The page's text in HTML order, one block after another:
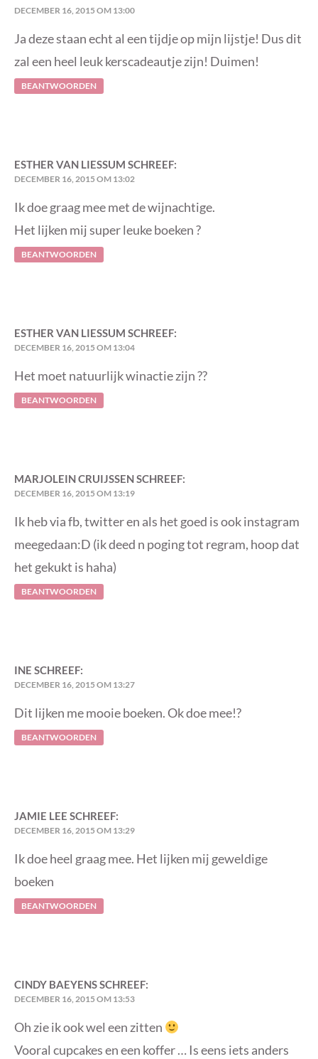
DECEMBER 16, 2015 OM 13:00
Ja deze staan echt al een tijdje op mijn lijstje! Dus dit
zal een heel leuk kerscadeautje zijn! Duimen!
BEANTWOORDEN
ESTHER VAN LIESSUM SCHREEF:
DECEMBER 16, 2015 OM 13:02
Ik doe graag mee met de wijnachtige.
Het lijken mij super leuke boeken ?
BEANTWOORDEN
ESTHER VAN LIESSUM SCHREEF:
DECEMBER 16, 2015 OM 13:04
Het moet natuurlijk winactie zijn ??
BEANTWOORDEN
MARJOLEIN CRUIJSSENSCHREEF:
DECEMBER 16, 2015 OM 13:19
Ik heb via fb, twitter en als het goed is ook instagram
meegedaan:D (ik deed n poging tot regram, hoop dat
het gekukt is haha)
BEANTWOORDEN
INE SCHREEF:
DECEMBER 16, 2015 OM 13:27
Dit lijken me mooie boeken. Ok doe mee!?
BEANTWOORDEN
JAMIE LEE SCHREEF:
DECEMBER 16, 2015 OM 13:29
Ik doe heel graag mee. Het lijken mij geweldige
boeken
BEANTWOORDEN
CINDY BAEYENSSCHREEF:
DECEMBER 16, 2015 OM 13:53
Oh zie ik ook wel een zitten
Vooral cupcakes en een koffer … Is eens iets anders